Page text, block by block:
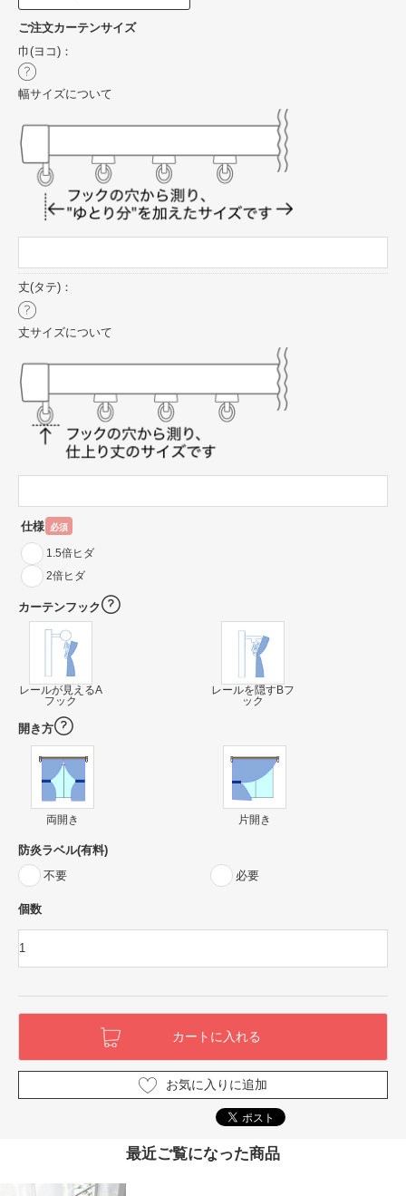
ご注文カーテンサイズ
巾(ヨコ)：
幅サイズについて
丈(タテ)：
丈サイズについて
仕様 必須
1.5倍ヒダ
2倍ヒダ
カーテンフック
レールが見えるA
フック
レールを隠すBフ
ック
開き方
両開き 片開き
防炎ラベル(有料)
不要
必要
個数
お気に入りに追加
最近ご覧になった商品